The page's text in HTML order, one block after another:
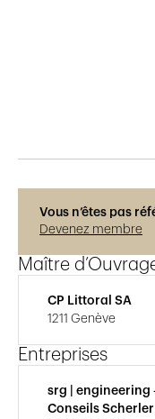
Vous n’êtes pas
Devenez membre
Maître
CP Littoral SA
1211 Genève
Entreprises
srg | engineering
Conseils Scherler